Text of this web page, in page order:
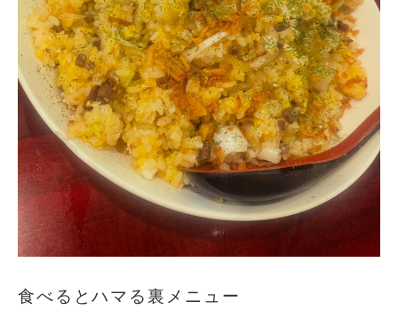
食べるとハマる裏メニュー